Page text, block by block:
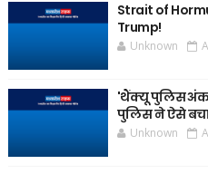
Strait of
Trump!
Unknown
'थैंक्यू पुलिस
पुलिस ने ऐसे
Unknown